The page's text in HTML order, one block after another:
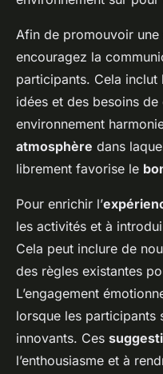
Afin de promouvoir une
encouragez la
participants. Cela inclut
idées et des besoins
environnement
atmosphère dans
librement favorise le
Pour enrichir l’
les activités et à
Cela peut inclure de
des règles existantes
L’engagement
lorsque les participants
innovants. Ces
l’enthousiasme et à